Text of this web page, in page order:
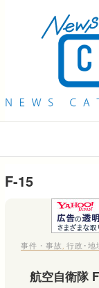
QAB
F-15
事件・事故 行政･地
航空自衛隊